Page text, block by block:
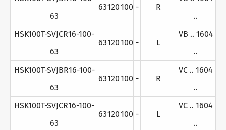
63
63120100 - R
..
HSK100T-SVJCR16-100-
63
63120100 - L
VB .. 1604
..
HSK100T-SVJBR16-100-
63
63120100 - R
VC .. 1604
..
HSK100T-SVJCR16-100-
63
63120100 - L
VC .. 1604
..